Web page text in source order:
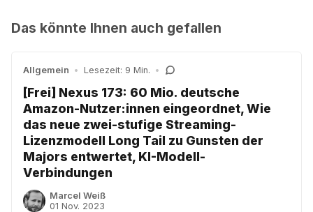
Das könnte Ihnen auch gefallen
Allgemein • Lesezeit: 9 Min. •
[Frei] Nexus 173: 60 Mio. deutsche
Amazon-Nutzer:innen eingeordnet, Wie
das neue zwei-stufige Streaming-
Lizenzmodell Long Tail zu Gunsten der
Majors entwertet, KI-Modell-
Verbindungen
Marcel Weiß
01 Nov. 2023